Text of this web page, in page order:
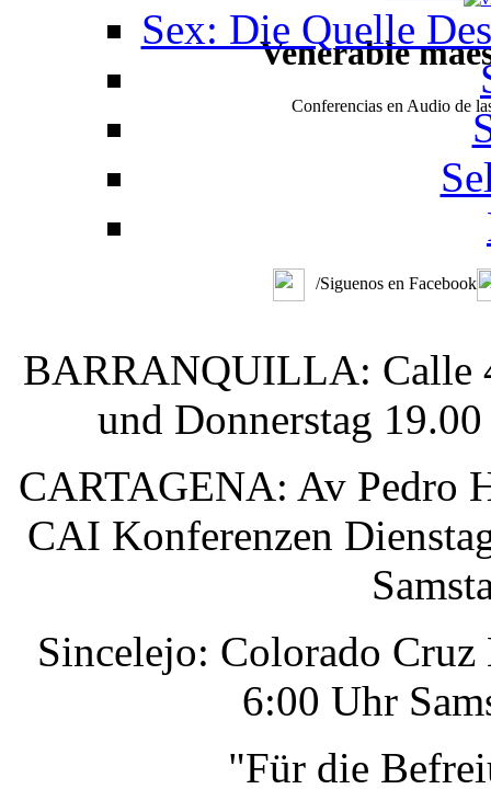
Venerable
Conferencias en Audio de
Sex: Die Quelle
/Siguenos en Facebook
BARRANQUILLA: Calle
und Donnerstag
CARTAGENA: Av Pedro
CAI Konferenzen
Sincelejo: Colorado
6:00 Uhr
"Für die